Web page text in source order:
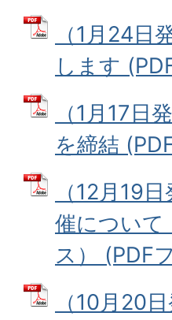
（1月24
します
（1月17日
を締結
（12月19
催について
ス） (PDF
（10月20